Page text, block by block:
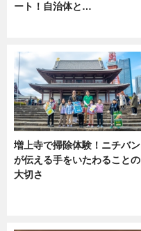
ート！自治体と…
増上寺で掃除体験！ニチバン
が伝える手をいたわることの
大切さ